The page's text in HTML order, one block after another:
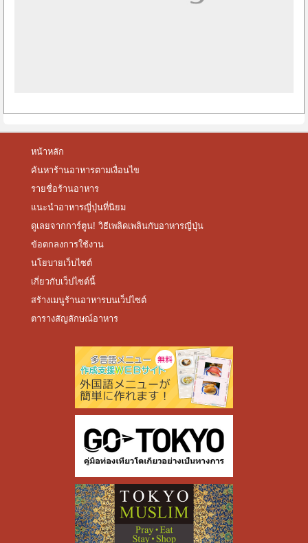
หน้าหลัก
ค้นหาร้านอาหารตามเงื่อนไข
รายชื่อร้านอาหาร
แนะนำอาหารญี่ปุ่นที่นิยม
ดูเลยจากการ์ตูน! วิธีเพลิดเพลินกับอาหารญี่ปุ่น
ข้อตกลงการใช้งาน
นโยบายเว็บไซต์
เกี่ยวกับเว็ปไซต์นี้
สร้างเมนูร้านอาหารบนเว็ปไซต์
ตารางสัญลักษณ์อาหาร